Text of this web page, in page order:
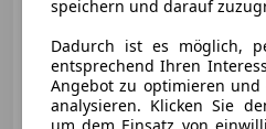
speichern und darauf
Dadurch ist es möglich,
entsprechend Ihren
Angebot zu optimieren und
analysieren. Klicken Sie